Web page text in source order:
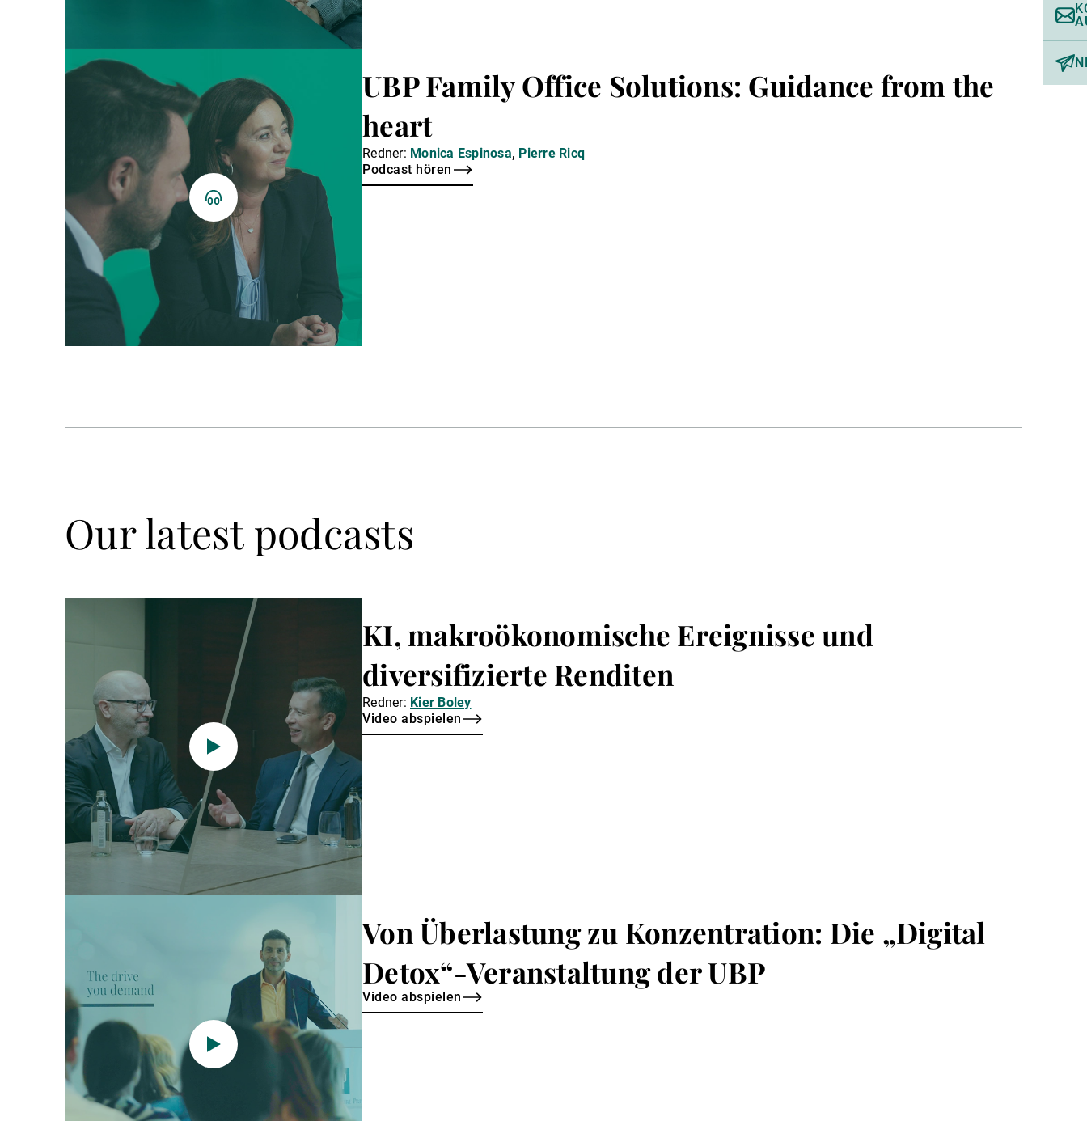
Podcast
hören
UBP Family Office Solutions: Guidance from the
heart
Redner: Monica Espinosa, Pierre Ricq
Podcast hören
Our latest podcasts
KI, makroökonomische Ereignisse und
diversifizierte Renditen
Redner: Kier Boley
Video abspielen
Von Überlastung zu Konzentration: Die „Digital
Detox“-Veranstaltung der UBP
Video abspielen